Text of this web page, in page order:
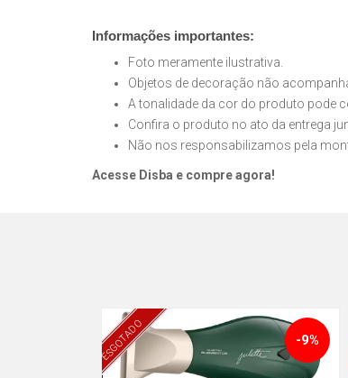
Informações importantes:
Foto meramente ilustrativa.
Objetos de decoração não
A tonalidade da cor do produto pode
Confira o produto no ato da entrega
Não nos responsabilizamos pela
Acesse Disba e compre agora!
ESGOTADO -9%